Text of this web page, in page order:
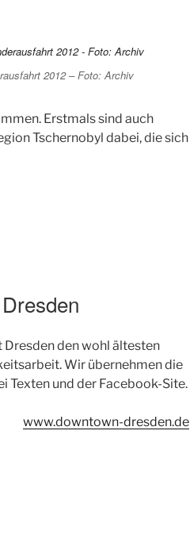
2012 – Foto: Archiv
Erstmals sind auch
Tschernobyl dabei, die sich
den wohl ältesten
Wir übernehmen die
Texten und der Facebook-Site.
www.downtown-dresden.de